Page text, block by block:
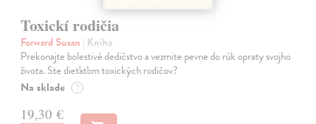
Toxickí rodičia
Forward Susan | Kniha
Prekonajte bolestivé dedičstvo a vezmite pevne do rúk opraty svojho
života. Ste dieťaťom toxických rodičov?
Na sklade ?
19,30 €